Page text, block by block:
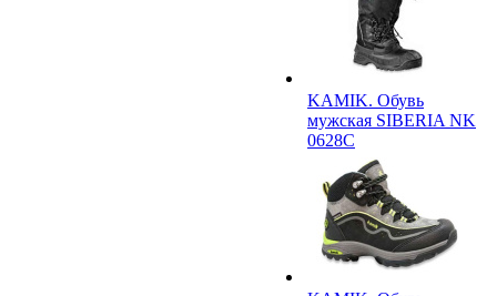
KAMIK. Обувь
мужская SIBERIA NK
0628C